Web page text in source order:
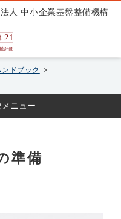
人 中小企業基盤整備機構
ドブック
ニュー
準備